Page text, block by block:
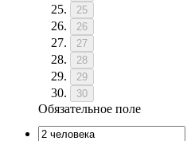
25
26
27
28
29
30
Обязательное поле